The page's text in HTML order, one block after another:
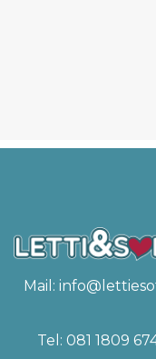
Mail:
Tel: 081 1809